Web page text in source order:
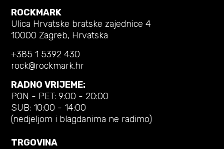
ROCKMARK
Ulica Hrvatske bratske zajednice 4
10000 Zagreb, Hrvatska
+385 1 5392 430
rock@rockmark.hr
RADNO VRIJEME:
PON - PET: 9:00 - 20:00
SUB: 10:00 - 14:00
(nedjeljom i blagdanima ne radimo)
TRGOVINA